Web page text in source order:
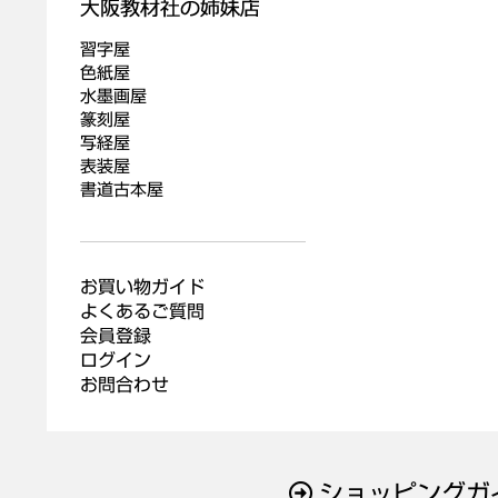
習字屋
色紙屋
水墨画屋
篆刻屋
写経屋
表装屋
書道古本屋
お買い物ガイド
よくあるご質問
会員登録
ログイン
お問合わせ